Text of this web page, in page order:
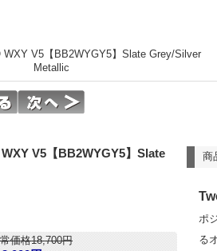
WXY V5【BB2WYGY5】Slate Grey/Silver
Metallic
商
ポ
る
V5【BB2WYGY5】Slate
価格18,700円